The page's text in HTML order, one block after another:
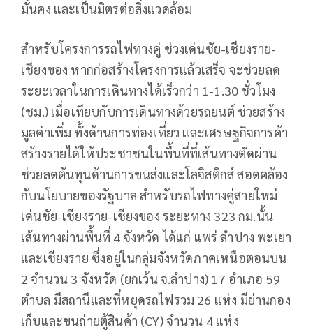
มั่นคง และเป็นมิตรต่อสิ่งแวดล้อม
สำหรับโครงการรถไฟทางคู่ ช่วงเด่นชัย-เชียงราย-
เชียงของ หากก่อสร้างโครงการแล้วเสร็จ จะช่วยลด
ระยะเวลาในการเดินทางได้เร็วกว่า 1-1.30 ชั่วโมง
(ชม.) เมื่อเทียบกับการเดินทางด้วยรถยนต์ ช่วยสร้าง
มูลค่าเพิ่ม ทั้งด้านการท่องเที่ยว และเศรษฐกิจการค้า
สร้างรายได้ให้ประชาชนในพื้นที่ที่เส้นทางตัดผ่าน
ช่วยลดต้นทุนด้านการขนส่งและโลจิสติกส์ สอดคล้อง
กับนโยบายของรัฐบาล สำหรับรถไฟทางคู่สายใหม่
เด่นชัย-เชียงราย-เชียงของ ระยะทาง 323 กม.นั้น
เส้นทางผ่านพื้นที่ 4 จังหวัด ได้แก่ แพร่ ลำปาง พะเยา
และเชียงราย ซึ่งอยู่ในกลุ่มจังหวัดภาคเหนือตอนบน
2 จำนวน 3 จังหวัด (ยกเว้น จ.ลำปาง) 17 อำเภอ 59
ตำบล มีสถานีและที่หยุดรถไฟรวม 26 แห่ง มีย่านกอง
เก็บและขนถ่ายตู้สินค้า (CY) จำนวน 4 แห่ง